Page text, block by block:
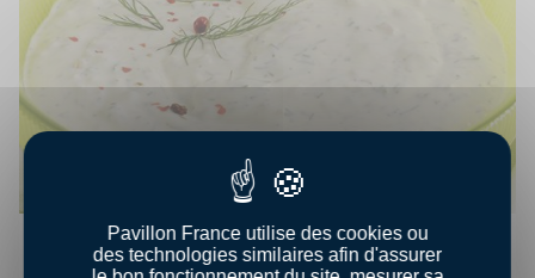
Débutant 00:15 25
Pavillon France utilise des cookies ou
des technologies similaires afin d'assurer